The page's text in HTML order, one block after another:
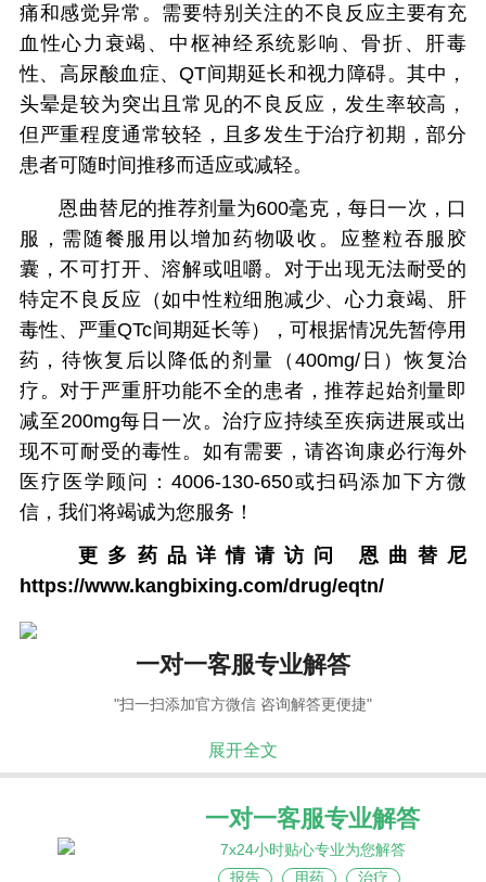
痛和感觉异常。需要特别关注的不良反应主要有充
血性心力衰竭、中枢神经系统影响、骨折、肝毒
性、高尿酸血症、QT间期延长和视力障碍。其中，
头晕是较为突出且常见的不良反应，发生率较高，
但严重程度通常较轻，且多发生于治疗初期，部分
患者可随时间推移而适应或减轻。
恩曲替尼的推荐剂量为600毫克，每日一次，口
服，需随餐服用以增加药物吸收。应整粒吞服胶
囊，不可打开、溶解或咀嚼。对于出现无法耐受的
特定不良反应（如中性粒细胞减少、心力衰竭、肝
毒性、严重QTc间期延长等），可根据情况先暂停用
药，待恢复后以降低的剂量（400mg/日）恢复治
疗。对于严重肝功能不全的患者，推荐起始剂量即
减至200mg每日一次。治疗应持续至疾病进展或出
现不可耐受的毒性。如有需要，请咨询康必行海外
医疗医学顾问：4006-130-650或扫码添加下方微
信，我们将竭诚为您服务！
更多药品详情请访问 恩曲替尼
https://www.kangbixing.com/drug/eqtn/
一对一客服专业解答
"扫一扫添加官方微信 咨询解答更便捷"
展开全文
一对一客服专业解答
7x24小时贴心专业为您解答
报告
用药 治疗